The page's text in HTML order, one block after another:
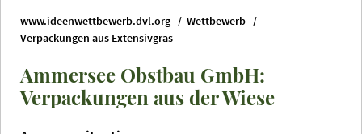
www.ideenwettbewerb.dvl.org
Wettbewerb
Verpackungen aus Extensivgras
Ammersee Obstbau GmbH:
Verpackungen aus der Wiese